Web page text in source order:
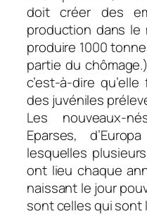
doit créer des
production dans
produire 1000
partie du
c’est-à-dire
des juvéniles
Les nouveaux-
Eparses,
lesquelles
ont lieu chaque
naissant le jour
sont celles qui sont